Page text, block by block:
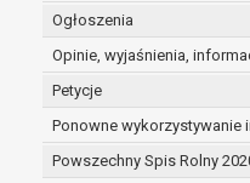
Ogłoszenia
Opinie, wyjaśnienia,
Petycje
Ponowne
Powszechny Spis Rolny
prawo do
w przypadku
dane